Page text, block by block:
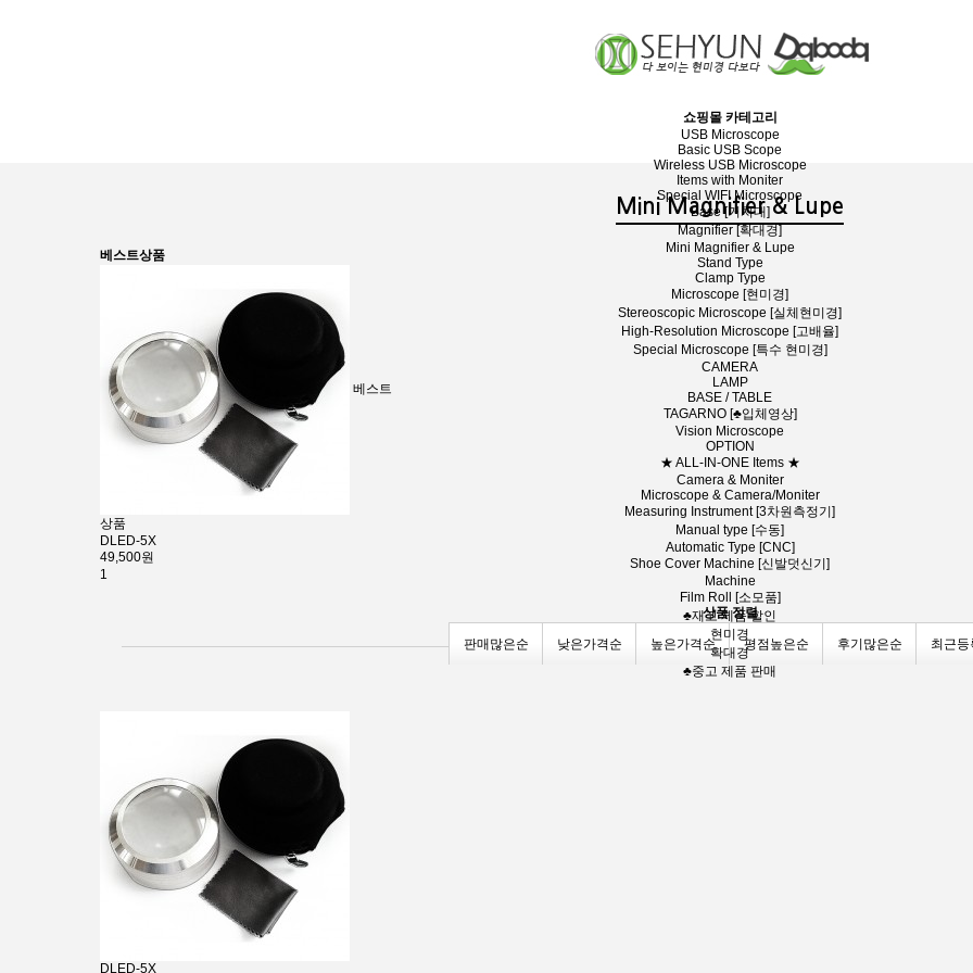
쇼핑몰 카테고리
USB Microscope
Basic USB Scope
Wireless USB Microscope
Items with Moniter
Special WIFI Microscope
Base [거치대]
Magnifier [확대경]
Mini Magnifier & Lupe
Stand Type
Clamp Type
Microscope [현미경]
Stereoscopic Microscope [실체현미경]
High-Resolution Microscope [고배율]
Special Microscope [특수 현미경]
CAMERA
LAMP
BASE / TABLE
TAGARNO [♣입체영상]
Vision Microscope
OPTION
★ ALL-IN-ONE Items ★
Camera & Moniter
Microscope & Camera/Moniter
Measuring Instrument [3차원측정기]
Manual type [수동]
Automatic Type [CNC]
Shoe Cover Machine [신발덧신기]
Machine
Film Roll [소모품]
♣재고 제품 할인
현미경
확대경
♣중고 제품 판매
Mini Magnifier & Lupe
베스트상품
베스트
상품
DLED-5X
49,500원
1
상품 정렬
판매많은순 낮은가격순 높은가격순 평점높은순 후기많은순 최근등
DLED-5X